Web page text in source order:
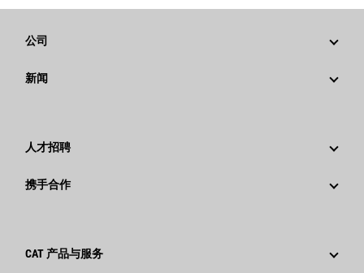
公司
战略
卡特彼勒 基金会
行为准则
创新
新闻
社交媒体
人才招聘
为什么选择卡特彼勒？
搜索和申请
携手合作
供应商
CAT 产品与服务